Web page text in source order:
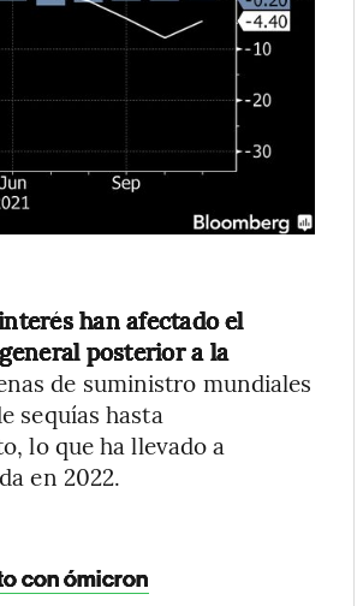
han afectado el
posterior a la
de suministro mundiales
sequías hasta
lo que ha llevado a
en 2022.
con ómicron